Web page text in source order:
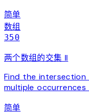
简单
数组
350
两个数组的交集 II
Find the
multiple occurrences
简单